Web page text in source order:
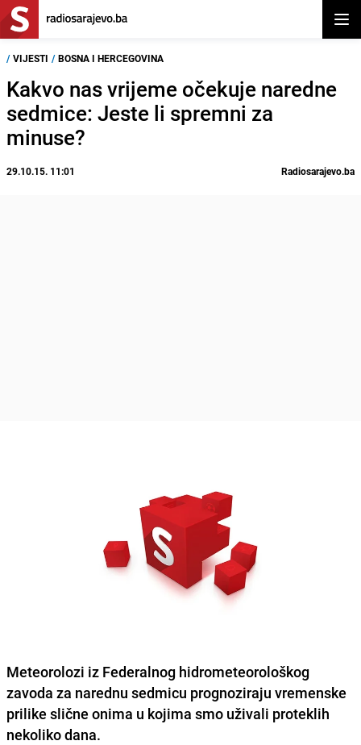
/ VIJESTI / BOSNA I HERCEGOVINA
Kakvo nas vrijeme očekuje naredne
sedmice: Jeste li spremni za
minuse?
29.10.15. 11:01 Radiosarajevo.ba
Meteorolozi iz Federalnog hidrometeorološkog
zavoda za narednu sedmicu prognoziraju vremenske
prilike slične onima u kojima smo uživali proteklih
nekoliko dana.